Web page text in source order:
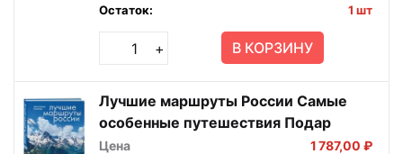
Остаток:
1 шт
+ В КОРЗИНУ
Лучшие маршруты России Самые
особенные путешествия Подар
Цена 1 787,00 ₽